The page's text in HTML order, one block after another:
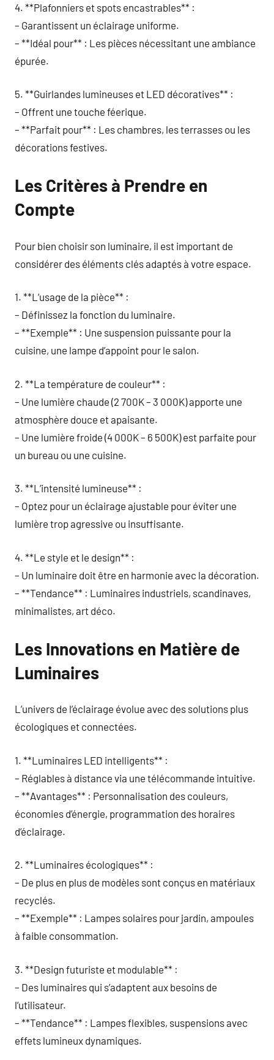
4. **Plafonniers et spots encastrables** :
– Garantissent un éclairage uniforme.
– **Idéal pour** : Les pièces nécessitant une ambiance
épurée.
5. **Guirlandes lumineuses et LED décoratives** :
– Offrent une touche féerique.
– **Parfait pour** : Les chambres, les terrasses ou les
décorations festives.
Les Critères à Prendre en
Compte
Pour bien choisir son luminaire, il est important de
considérer des éléments clés adaptés à votre espace.
1. **L’usage de la pièce** :
– Définissez la fonction du luminaire.
– **Exemple** : Une suspension puissante pour la
cuisine, une lampe d’appoint pour le salon.
2. **La température de couleur** :
– Une lumière chaude (2 700K – 3 000K) apporte une
atmosphère douce et apaisante.
– Une lumière froide (4 000K – 6 500K) est parfaite pour
un bureau ou une cuisine.
3. **L’intensité lumineuse** :
– Optez pour un éclairage ajustable pour éviter une
lumière trop agressive ou insuffisante.
4. **Le style et le design** :
– Un luminaire doit être en harmonie avec la décoration.
– **Tendance** : Luminaires industriels, scandinaves,
minimalistes, art déco.
Les Innovations en Matière de
Luminaires
L’univers de l’éclairage évolue avec des solutions plus
écologiques et connectées.
1. **Luminaires LED intelligents** :
– Réglables à distance via une télécommande intuitive.
– **Avantages** : Personnalisation des couleurs,
économies d’énergie, programmation des horaires
d’éclairage.
2. **Luminaires écologiques** :
– De plus en plus de modèles sont conçus en matériaux
recyclés.
– **Exemple** : Lampes solaires pour jardin, ampoules
à faible consommation.
3. **Design futuriste et modulable** :
– Des luminaires qui s’adaptent aux besoins de
l’utilisateur.
– **Tendance** : Lampes flexibles, suspensions avec
effets lumineux dynamiques.